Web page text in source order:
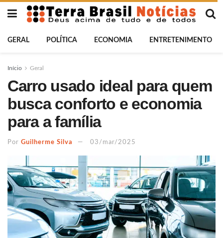
GERAL POLÍTICA ECONOMIA ENTRETENIMENTO
Início Geral
Carro usado ideal para quem
busca conforto e economia
para a família
Por Guilherme Silva 03/mar/2025